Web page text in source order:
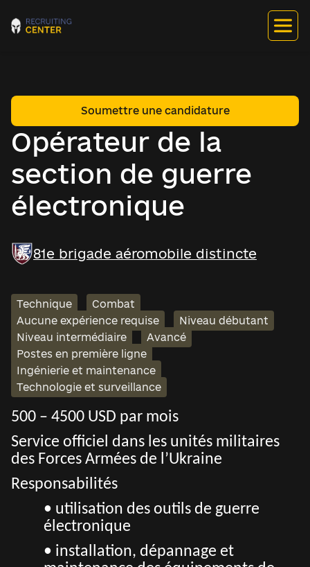
Opérateur de la
section de guerre
électronique
Soumettre une candidature
81e brigade aéromobile distincte
Technique
Combat
Aucune expérience requise
Niveau débutant
Niveau intermédiaire
Avancé
Postes en première ligne
Ingénierie et maintenance
Technologie et surveillance
500 – 4500 USD par mois
Service officiel dans les unités militaires
des Forces Armées de l’Ukraine
Responsabilités
• utilisation des outils de guerre
électronique
• installation, dépannage et